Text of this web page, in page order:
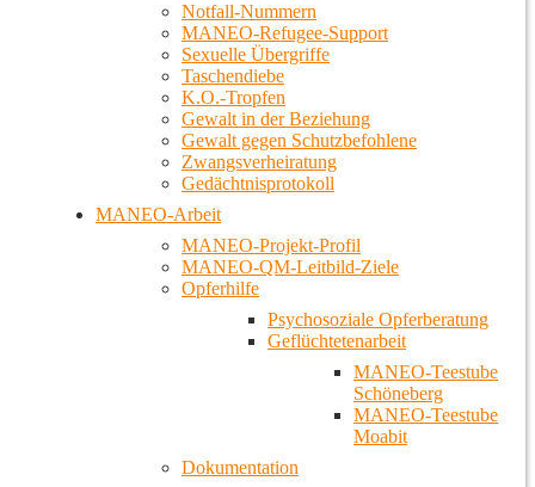
Notfall-Nummern
MANEO-Refugee-Support
Sexuelle Übergriffe
Taschendiebe
K.O.-Tropfen
Gewalt in der Beziehung
Gewalt gegen Schutzbefohlene
Zwangsverheiratung
Gedächtnisprotokoll
MANEO-Arbeit
MANEO-Projekt-Profil
MANEO-QM-Leitbild-Ziele
Opferhilfe
Psychosoziale Opferberatung
Geflüchtetenarbeit
MANEO-Teestube
Schöneberg
MANEO-Teestube
Moabit
Dokumentation